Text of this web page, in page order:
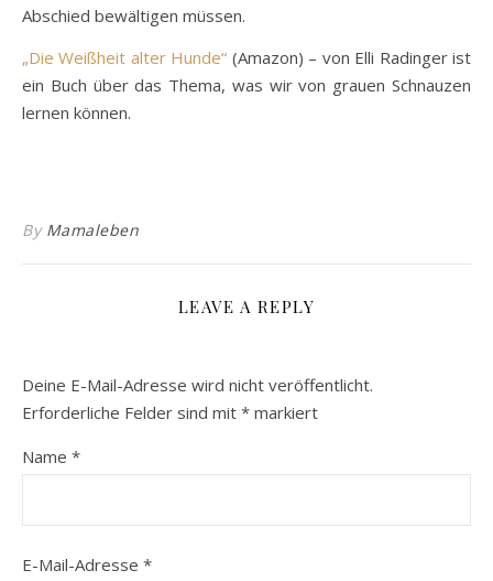
Abschied bewältigen müssen.
„Die Weißheit alter Hunde“ (Amazon) – von Elli Radinger ist
ein Buch über das Thema, was wir von grauen Schnauzen
lernen können.
By Mamaleben
LEAVE A REPLY
Deine E-Mail-Adresse wird nicht veröffentlicht.
Erforderliche Felder sind mit * markiert
Name *
E-Mail-Adresse *